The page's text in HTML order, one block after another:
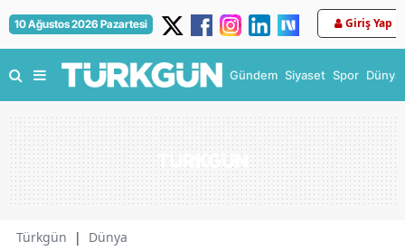
10 Ağustos 2026 Pazartesi Giriş Yap
Gündem Siyaset Spor Dünya
Türkgün | Dünya